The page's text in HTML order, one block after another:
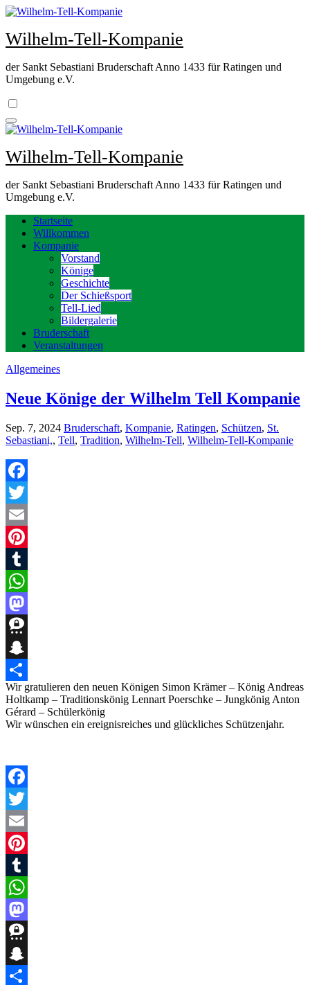
Zum
springen
Wilhelm-Tell-Kompanie
der Sankt Sebastiani Bruderschaft Anno 1433 für Ratingen und
Umgebung e.V.
Wilhelm-Tell-Kompanie
der Sankt Sebastiani Bruderschaft Anno 1433 für Ratingen und
Umgebung e.V.
Startseite
Willkommen
Kompanie
Vorstand
Könige
Geschichte
Der Schießsport
Tell-Lied
Bildergalerie
Bruderschaft
Veranstaltungen
Allgemeines
Neue Könige der Wilhelm Tell Kompanie
Sep. 7, 2024 Bruderschaft, Kompanie, Ratingen, Schützen, St.
Sebastiani,, Tell, Tradition, Wilhelm-Tell, Wilhelm-Tell-Kompanie
Facebook
Twitter
Email
Pinterest
Tumblr
WhatsApp
Mastodon
Threema
Snapchat
Teilen
Wir gratulieren den neuen Königen Simon Krämer – König Andreas
Holtkamp – Traditionskönig Lennart Poerschke – Jungkönig Anton
Gérard – Schülerkönig
Wir wünschen ein ereignisreiches und glückliches Schützenjahr.
Facebook
Twitter
Email
Pinterest
Tumblr
WhatsApp
Mastodon
Threema
Snapchat